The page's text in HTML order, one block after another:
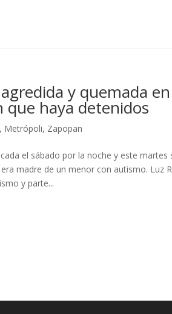
y quemada
que haya detenidos
, Metrópoli, Zapopan
el sábado por la noche y este
madre de un menor con autismo. Luz
y parte...